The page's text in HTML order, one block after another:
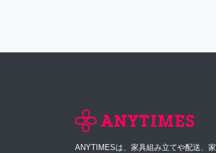
ANYTIMESは、家具組み立てや配送、家